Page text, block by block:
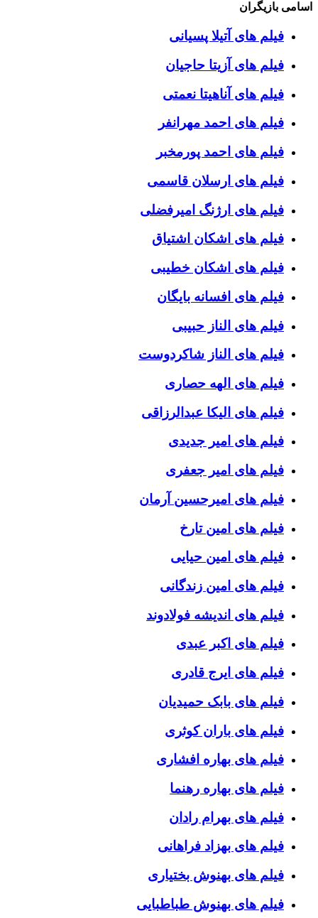
اسامی بازیگران
فیلم های آتیلا پسیانی
فیلم های آزیتا حاجیان
فیلم های آناهیتا نعمتی
فیلم های احمد مهرانفر
فیلم های احمد پورمخبر
فیلم های ارسلان قاسمی
فیلم های ارژنگ امیرفضلی
فیلم های اشکان اشتیاق
فیلم های اشکان خطیبی
فیلم های افسانه بایگان
فیلم های الناز حبیبی
فیلم های الناز شاکردوست
فیلم های الهه حصاری
فیلم های الیکا عبدالرزاقی
فیلم های امیر جدیدی
فیلم های امیر جعفری
فیلم های امیرحسین آرمان
فیلم های امین تارخ
فیلم های امین حیایی
فیلم های امین زندگانی
فیلم های اندیشه فولادوند
فیلم های اکبر عبدی
فیلم های ایرج قادری
فیلم های بابک حمیدیان
فیلم های باران کوثری
فیلم های بهاره افشاری
فیلم های بهاره رهنما
فیلم های بهرام رادان
فیلم های بهزاد فراهانی
فیلم های بهنوش بختیاری
فیلم های بهنوش طباطبایی